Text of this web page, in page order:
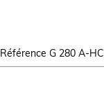
Référence G 280 A-HC